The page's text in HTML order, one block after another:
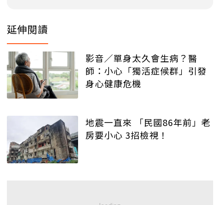
延伸閱讀
影音／單身太久會生病？醫
師：小心「獨活症候群」引發
身心健康危機
地震一直來 「民國86年前」老
房要小心 3招檢視！